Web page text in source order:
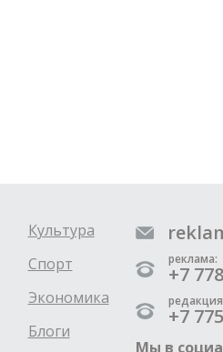
Культура
Спорт
Экономика
Блоги
реклама:
+7
+7
Мы в